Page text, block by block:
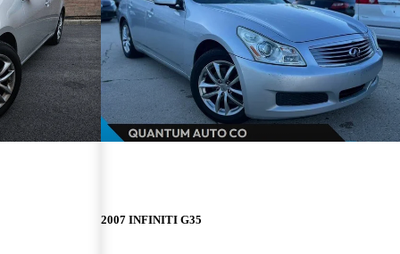
2007 INFINITI G35